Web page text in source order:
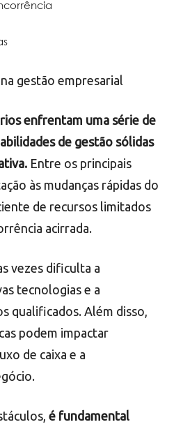
gestão empresarial
enfrentam uma série de
de gestão sólidas
Entre os principais
às mudanças rápidas do
de recursos limitados
acirrada.
vezes dificulta a
tecnologias e a
qualificados. Além disso,
podem impactar
de caixa e a
é fundamental